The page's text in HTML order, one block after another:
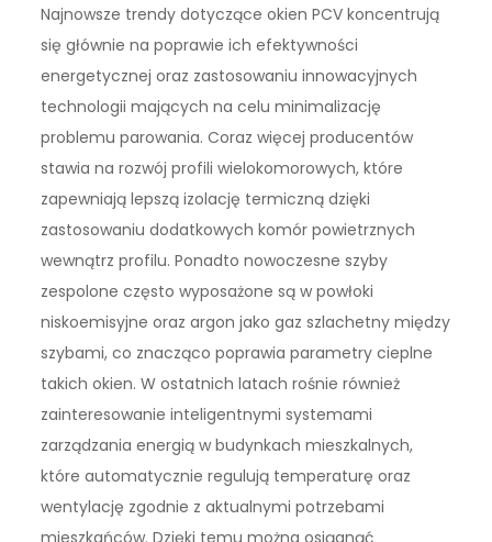
Najnowsze trendy dotyczące okien PCV koncentrują
się głównie na poprawie ich efektywności
energetycznej oraz zastosowaniu innowacyjnych
technologii mających na celu minimalizację
problemu parowania. Coraz więcej producentów
stawia na rozwój profili wielokomorowych, które
zapewniają lepszą izolację termiczną dzięki
zastosowaniu dodatkowych komór powietrznych
wewnątrz profilu. Ponadto nowoczesne szyby
zespolone często wyposażone są w powłoki
niskoemisyjne oraz argon jako gaz szlachetny między
szybami, co znacząco poprawia parametry cieplne
takich okien. W ostatnich latach rośnie również
zainteresowanie inteligentnymi systemami
zarządzania energią w budynkach mieszkalnych,
które automatycznie regulują temperaturę oraz
wentylację zgodnie z aktualnymi potrzebami
mieszkańców. Dzięki temu można osiągnąć